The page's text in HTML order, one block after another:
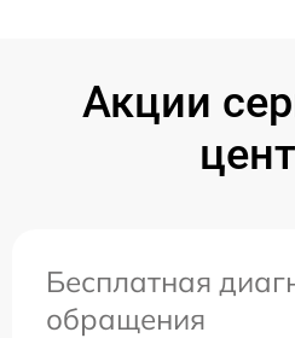
Акции
Бесплатная
обращения